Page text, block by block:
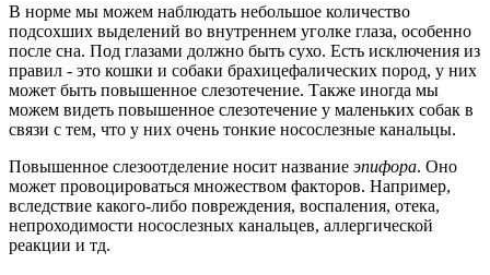
В норме мы можем наблюдать небольшое количество
подсохших выделений во внутреннем уголке глаза, особенно
после сна. Под глазами должно быть сухо. Есть исключения из
правил - это кошки и собаки брахицефалических пород, у них
может быть повышенное слезотечение. Также иногда мы
можем видеть повышенное слезотечение у маленьких собак в
связи с тем, что у них очень тонкие носослезные канальцы.
Повышенное слезоотделение носит название эпифора. Оно
может провоцироваться множеством факторов. Например,
вследствие какого-либо повреждения, воспаления, отека,
непроходимости носослезных канальцев, аллергической
реакции и тд.